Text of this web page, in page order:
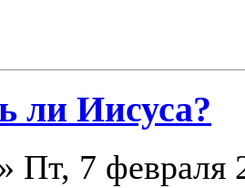
ли Иисуса?
Пт, 7 февраля